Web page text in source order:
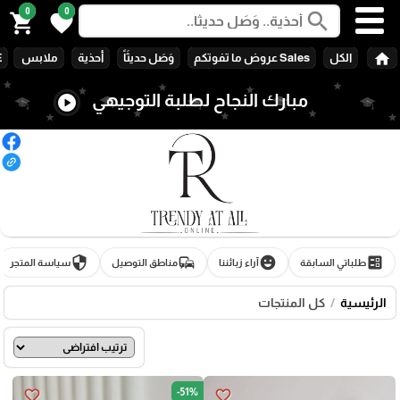
search
0
favorite
0
shopping_cart
home الكل Sales عروض ما تفوتكم وَصَل حديثَاً أحذية ملابس
مبارك النجاح لطلبة التوجيهي play_circle
ballotطلباتي السابقة emoji_emotionsآراء زبائننا commuteمناطق التوصيل securityسياسة المتجر
الرئيسية كل المنتجات
favorite_border
favorite_border -51%